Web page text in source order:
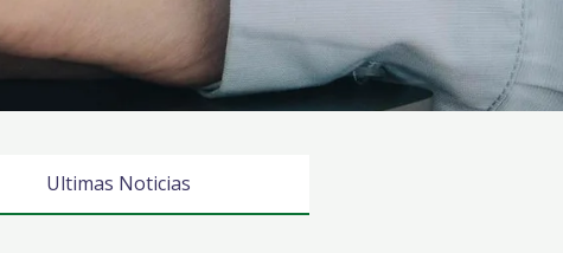
Ultimas Noticias